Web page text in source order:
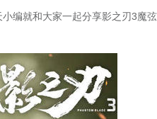
编就和大家一起分享影之刃3魔